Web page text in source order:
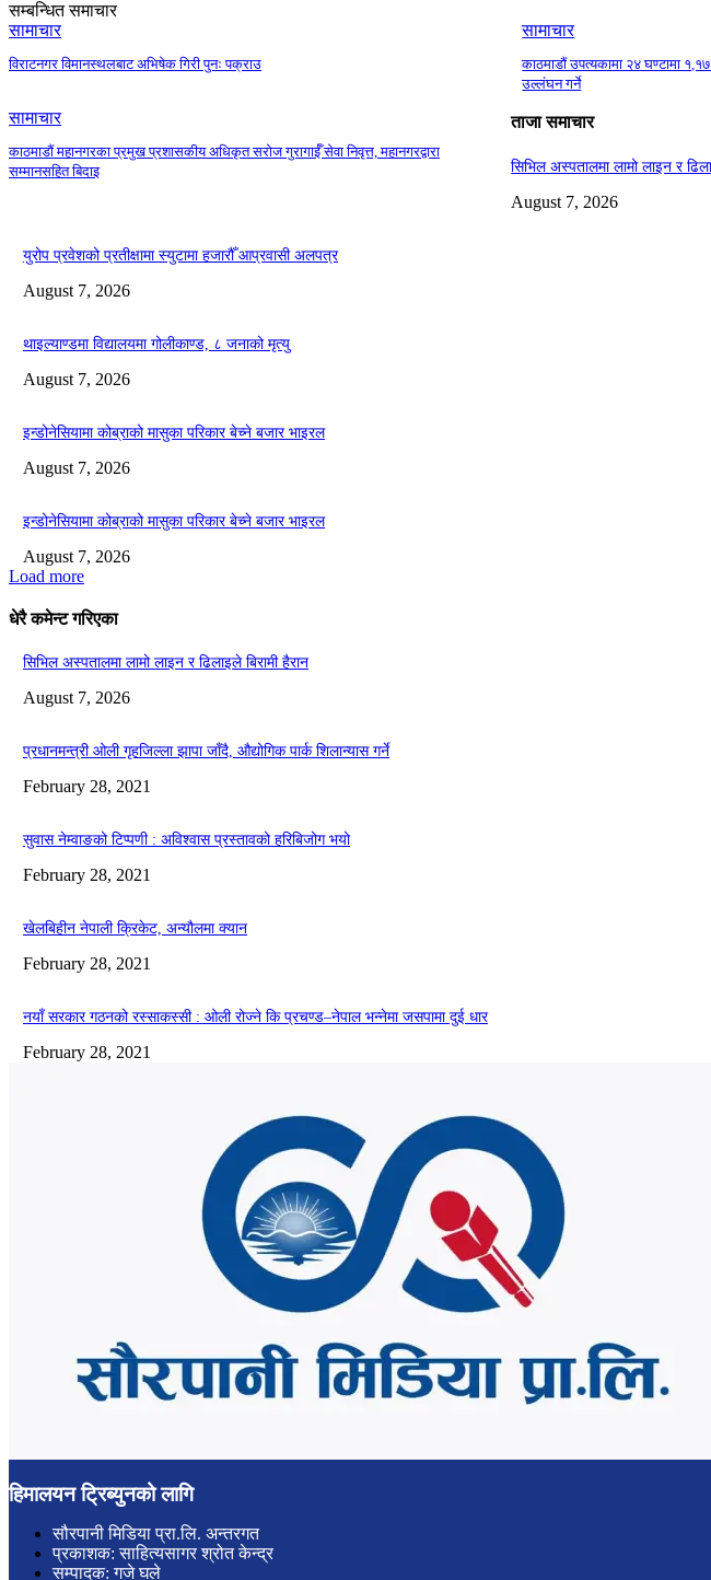
सम्बन्धित समाचार
सामाचार
विराटनगर विमानस्थलबाट अभिषेक गिरी पुनः पक्राउ
सामाचार
काठमाडौं उपत्यकामा २४ घण्टामा
उल्लंघन गर्ने
सामाचार
काठमाडौं महानगरका प्रमुख प्रशासकीय अधिकृत सरोज गुरागाईँ सेवा निवृत्त, महानगरद्वारा
सम्मानसहित बिदाइ
ताजा समाचार
सिभिल अस्पतालमा लामो लाइन र
August 7, 2026
युरोप प्रवेशको प्रतीक्षामा स्युटामा हजारौँ आप्रवासी अलपत्र
August 7, 2026
थाइल्याण्डमा विद्यालयमा गोलीकाण्ड, ८ जनाको मृत्यु
August 7, 2026
इन्डोनेसियामा कोब्राको मासुका परिकार बेच्ने बजार भाइरल
August 7, 2026
इन्डोनेसियामा कोब्राको मासुका परिकार बेच्ने बजार भाइरल
August 7, 2026
Load more
धेरै कमेन्ट गरिएका
सिभिल अस्पतालमा लामो लाइन र ढिलाइले बिरामी हैरान
August 7, 2026
प्रधानमन्त्री ओली गृहजिल्ला झापा जाँदै, औद्योगिक पार्क शिलान्यास गर्ने
February 28, 2021
सुवास नेम्वाङको टिप्पणी : अविश्वास प्रस्तावको हरिबिजोग भयो
February 28, 2021
खेलबिहीन नेपाली क्रिकेट, अन्यौलमा क्यान
February 28, 2021
नयाँ सरकार गठनको रस्साकस्सी : ओली रोज्ने कि प्रचण्ड–नेपाल भन्नेमा जसपामा दुई धार
February 28, 2021
हिमालयन ट्रिब्युनको लागि
सौरपानी मिडिया प्रा.लि. अन्तरगत
प्रकाशक: साहित्यसागर श्रोत केन्द्र
सम्पादक: गजे घले